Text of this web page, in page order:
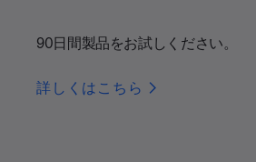
90日間製品をお試しください。
詳しくはこちら